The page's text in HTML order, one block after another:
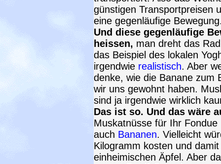
günstigen Transportpreisen
eine gegenläufige
Und diese gegenläufige
heissen, man dreht das
das Beispiel des lokalen
irgendwie realistisch. Aber
denke, wie die Banane zum
wir uns gewohnt haben.
sind ja irgendwie wirklich
Das ist so. Und das wäre
Muskatnüsse für Ihr
auch Bananen. Vielleicht
Kilogramm kosten und
einheimischen Äpfel. Aber